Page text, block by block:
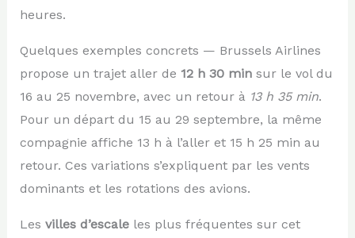
heures.
Quelques exemples concrets — Brussels Airlines
propose un trajet aller de 12 h 30 minsur le vol du
16 au 25 novembre, avec un retour à 13 h 35 min.
Pour un départ du 15 au 29 septembre, la même
compagnie affiche 13 h à l’aller et 15 h 25 min au
retour. Ces variations s’expliquent par les vents
dominants et les rotations des avions.
Les villes d’escaleles plus fréquentes sur cet